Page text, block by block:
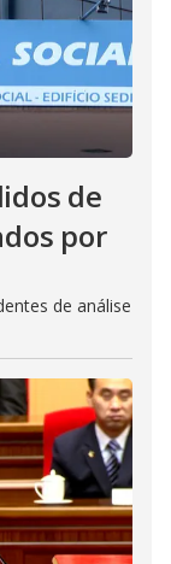
de
por
de análise